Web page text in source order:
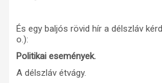
És egy baljós rövid hír a délszláv
o.):
Politikai események.
A délszláv étvágy.